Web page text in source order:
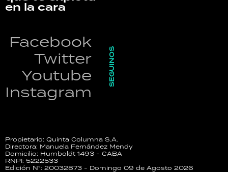
en la cara
Facebook
Twitter
Youtube
Instagram
SEGUINOS
Propietario: Quinta Columna S.A.
Directora: Manuela Fernández Mendy
Domicilio: Humboldt 1493 - CABA
RNPI: 5222533
Edición N°: 20032873 - Domingo 09 de Agosto 2026